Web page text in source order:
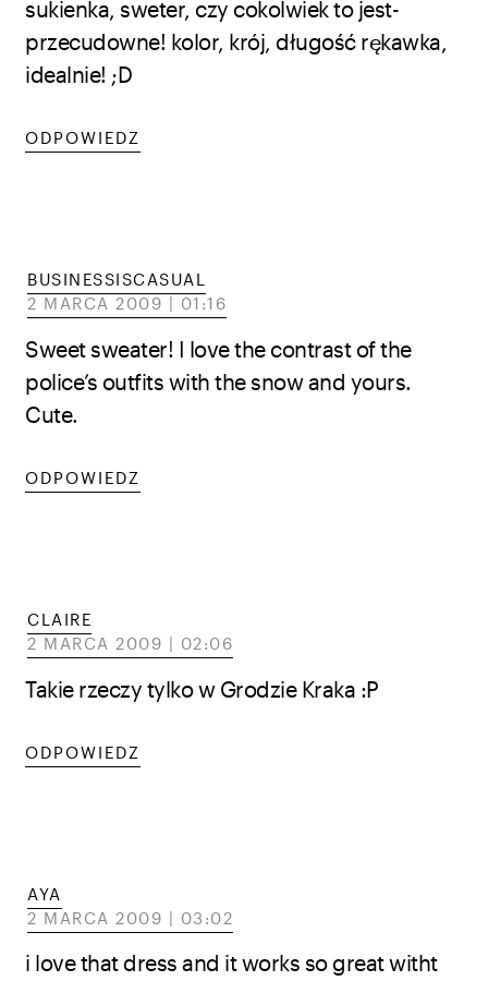
sukienka, sweter, czy cokolwiek to jest-
przecudowne! kolor, krój, długość rękawka,
idealnie! ;D
ODPOWIEDZ
BUSINESSISCASUAL
2 MARCA 2009 | 01:16
Sweet sweater! I love the contrast of the
police’s outfits with the snow and yours.
Cute.
ODPOWIEDZ
CLAIRE
2 MARCA 2009 | 02:06
Takie rzeczy tylko w Grodzie Kraka :P
ODPOWIEDZ
AYA
2 MARCA 2009 | 03:02
i love that dress and it works so great witht